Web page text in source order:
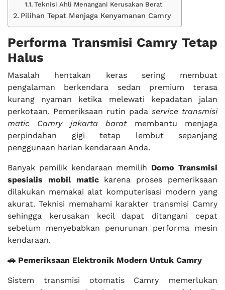
Teknisi Ahli Menangani Kerusakan Berat
Pilihan Tepat Menjaga Kenyamanan Camry
Performa Transmisi Camry Tetap
Halus
Masalah hentakan keras sering membuat
pengalaman berkendara sedan premium terasa
kurang nyaman ketika melewati kepadatan jalan
perkotaan. Pemeriksaan rutin pada service transmisi
matic Camry jakarta baratmembantu menjaga
perpindahan gigi tetap lembut sepanjang
penggunaan harian kendaraan Anda.
Banyak pemilik kendaraan memilih Domo Transmisi
spesialis mobil matickarena proses pemeriksaan
dilakukan memakai alat komputerisasi modern yang
akurat. Teknisi memahami karakter transmisi Camry
sehingga kerusakan kecil dapat ditangani cepat
sebelum menyebabkan penurunan performa mesin
kendaraan.
🚗 Pemeriksaan Elektronik Modern Untuk Camry
Sistem transmisi otomatis Camry memerlukan